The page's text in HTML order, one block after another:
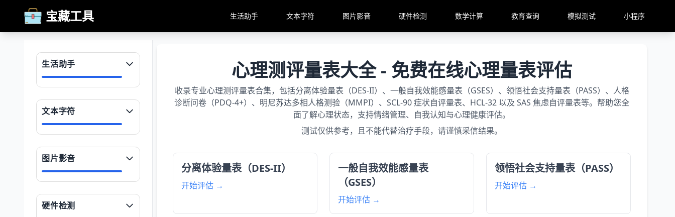
宝藏工具 生活助手 文本字符 图片影音 硬件检测 数学计算 教育查询 模拟测试 小程序
生活助手
文本字符
图片影音
硬件检测
心理测评量表大全 - 免费在线心理量表评估
收录专业心理测评量表合集，包括分离体验量表（DES-II）、一般自我效能感量表（GSES）、领悟社会支持量表（PASS）、人格
诊断问卷（PDQ-4+）、明尼苏达多相人格测验（MMPI）、SCL-90 症状自评量表、HCL-32 以及 SAS 焦虑自评量表等。帮助您全
面了解心理状态，支持情绪管理、自我认知与心理健康评估。
测试仅供参考，且不能代替治疗手段，请谨慎采信结果。
分离体验量表（DES-II）
开始评估 →
一般自我效能感量表
（GSES）
开始评估 →
领悟社会支持量表（PASS）
开始评估 →